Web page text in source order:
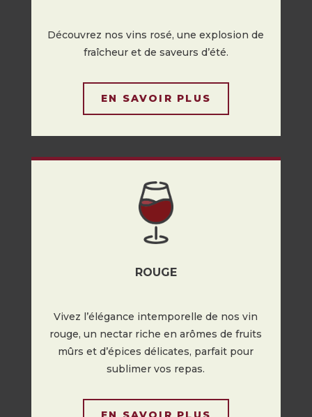
Découvrez nos vins rosé, une explosion de
fraîcheur et de saveurs d’été.
EN SAVOIR PLUS
ROUGE
Vivez l’élégance intemporelle de nos vin
rouge, un nectar riche en arômes de fruits
mûrs et d’épices délicates, parfait pour
sublimer vos repas.